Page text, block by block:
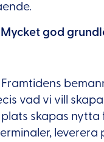
Mycket god
Framtidens
vad vi vill
skapas nytta